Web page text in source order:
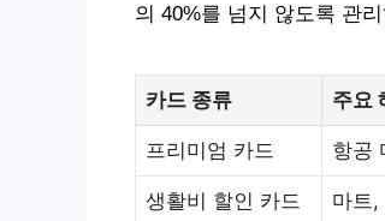
의 40%를 넘지 않도록 관
카드 종류 주요
프리미엄 카드 항공
생활비 할인 카드 마트,